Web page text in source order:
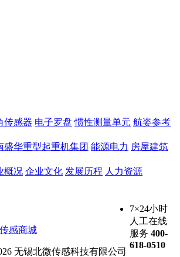
传感器 电子罗盘 惯性测量单元 航姿参考
盛华重型起重机集团 能源电力 房屋建筑
概况 企业文化 发展历程 人力资源
7×24小时
人工在线
服务 400-
618-0510
感商城
无锡北微传感科技有限公司